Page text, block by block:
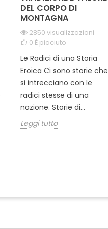
DEL CORPO DI
MONTAGNA
2850 visualizzazioni
0 È piaciuto
Le Radici di una Storia
Eroica Ci sono storie che
si intrecciano con le
radici stesse di una
nazione. Storie di...
Leggi tutto